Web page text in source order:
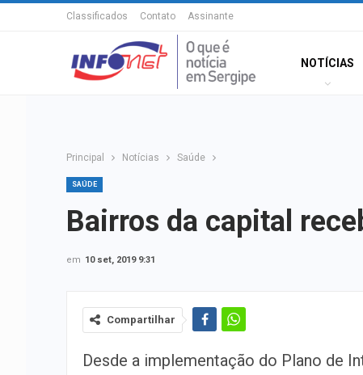
Classificados Contato Assinante
NOTÍCIAS
Principal Notícias Saúde
SAÚDE
Bairros da capital
em 10 set, 2019 9:31
Compartilhar
Desde a implementação do Plano de